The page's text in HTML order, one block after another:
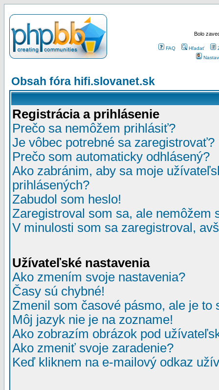
Bolo
FAQ Hľadať
Obsah fóra hifi.slovanet.sk
Registrácia a prihlásenie
Prečo sa nemôžem prihlásiť?
Je vôbec potrebné sa zaregistrovať?
Prečo som automaticky odhlásený?
Ako zabránim, aby sa moje
prihlásených?
Zabudol som heslo!
Zaregistroval som sa, ale nemôžem
V minulosti som sa zaregistroval,
Užívateľské nastavenia
Ako zmením svoje nastavenia?
Časy sú chybné!
Zmenil som časové pásmo, ale je to
Môj jazyk nie je na zozname!
Ako zobrazím obrázok pod
Ako zmeniť svoje zaradenie?
Keď kliknem na e-mailový odkaz